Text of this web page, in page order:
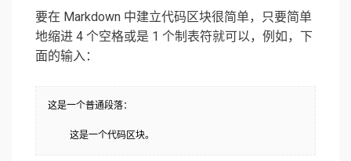
要在 Markdown 中建立代码区块很简单，只要简单
地缩进 4 个空格或是 1 个制表符就可以，例如，下
面的输入：
这是一个普通段落：
    这是一个代码区块。